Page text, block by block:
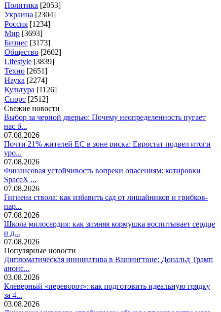
Политика [2053]
Украина [2304]
Россия [1234]
Мир [3693]
Бизнес [3173]
Общество [2602]
Lifestyle [3839]
Техно [2651]
Наука [2274]
Культура [1126]
Спорт [2512]
Свежие новости
Выбор за черной дверью: Почему неопределенность пугает
нас б...
07.08.2026
Почти 21% жителей ЕС в зоне риска: Евростат подвел итоги
уро...
07.08.2026
Финансовая устойчивость вопреки опасениям: котировки
SpaceX ...
07.08.2026
Гигиена ствола: как избавить сад от лишайников и грибков-
пар...
07.08.2026
Школа милосердия: как зимняя кормушка воспитывает сердце
и д...
07.08.2026
Популярные новости
Дипломатическая инициатива в Вашингтоне: Дональд Трамп
анонс...
03.08.2026
Клеверный «переворот»: как подготовить идеальную грядку
за 4...
03.08.2026